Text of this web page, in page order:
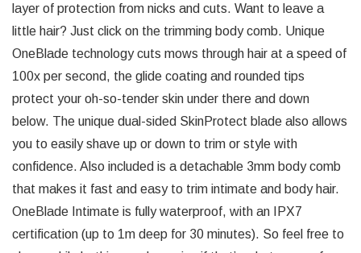
layer of protection from nicks and cuts. Want to leave a
little hair? Just click on the trimming body comb. Unique
OneBlade technology cuts mows through hair at a speed of
100x per second, the glide coating and rounded tips
protect your oh-so-tender skin under there and down
below. The unique dual-sided SkinProtect blade also allows
you to easily shave up or down to trim or style with
confidence. Also included is a detachable 3mm body comb
that makes it fast and easy to trim intimate and body hair.
OneBlade Intimate is fully waterproof, with an IPX7
certification (up to 1m deep for 30 minutes). So feel free to